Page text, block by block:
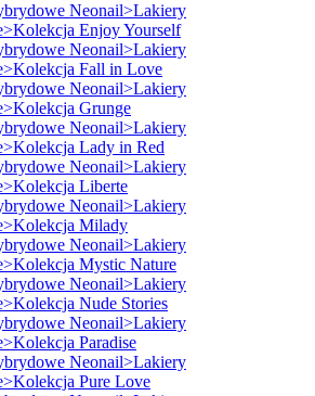
Neonail>Lakiery
Enjoy Yourself
Neonail>Lakiery
Fall in Love
Neonail>Lakiery
Grunge
Neonail>Lakiery
Lady in Red
Neonail>Lakiery
Liberte
Neonail>Lakiery
Milady
Neonail>Lakiery
Mystic Nature
Neonail>Lakiery
Nude Stories
Neonail>Lakiery
Paradise
Neonail>Lakiery
Pure Love